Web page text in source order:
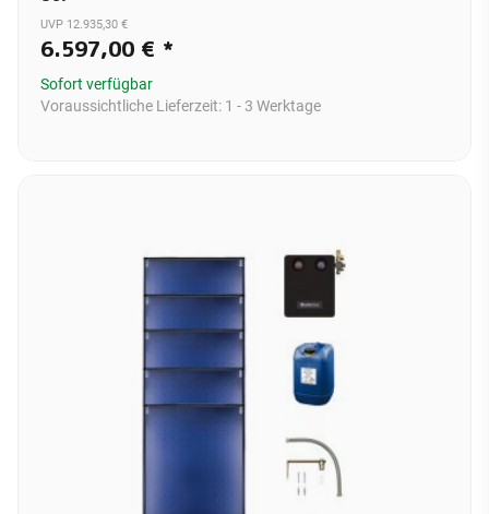
UVP 12.935,30 €
6.597,00 € *
Sofort verfügbar
Voraussichtliche Lieferzeit: 1 - 3 Werktage